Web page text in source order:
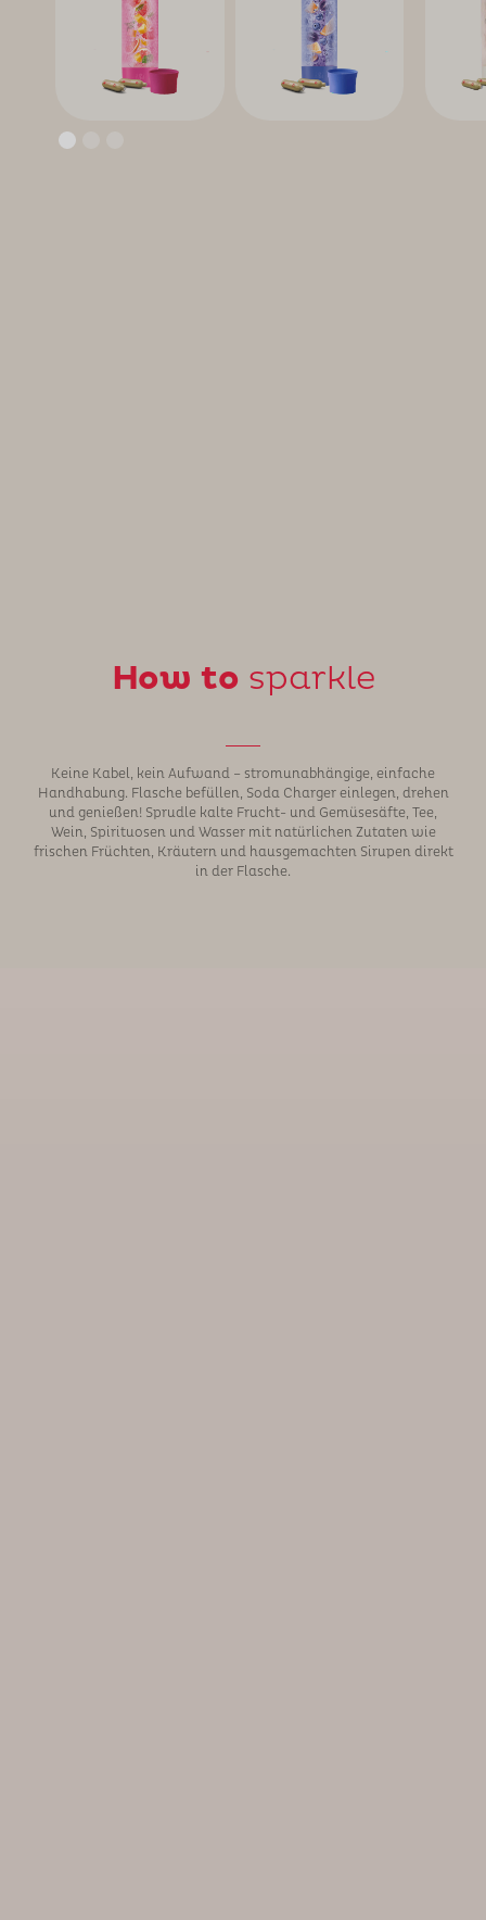
How to sparkle
Keine Kabel, kein Aufwand – stromunabhängige, einfache
Handhabung. Flasche befüllen, Soda Charger einlegen, drehen
und genießen! Sprudle kalte Frucht- und Gemüsesäfte, Tee,
Wein, Spirituosen und Wasser mit natürlichen Zutaten wie
frischen Früchten, Kräutern und hausgemachten Sirupen direkt
in der Flasche.